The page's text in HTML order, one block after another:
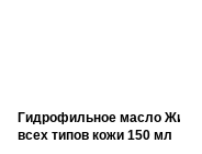
Гидрофильное масло
всех типов кожи 150 мл